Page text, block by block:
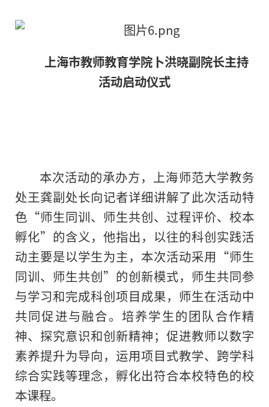
上海市教师教育学院卜洪晓副院长主持
活动启动仪式
本次活动的承办方，上海师范大学教务
处王龚副处长向记者详细讲解了此次活动特
色“师生同训、师生共创、过程评价、校本
孵化”的含义，他指出，以往的科创实践活
动主要是以学生为主，本次活动采用“师生
同训、师生共创”的创新模式，师生共同参
与学习和完成科创项目成果，师生在活动中
共同促进与融合。培养学生的团队合作精
神、探究意识和创新精神；促进教师以数字
素养提升为导向，运用项目式教学、跨学科
综合实践等理念，孵化出符合本校特色的校
本课程。